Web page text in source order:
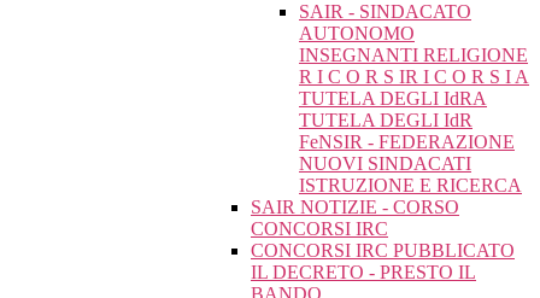
SAIR - SINDACATO
AUTONOMO
INSEGNANTI RELIGIONE
R I C O R S IR I C O R S I A
TUTELA DEGLI IdRA
TUTELA DEGLI IdR
FeNSIR - FEDERAZIONE
NUOVI SINDACATI
ISTRUZIONE E RICERCA
SAIR NOTIZIE - CORSO
CONCORSI IRC
CONCORSI IRC PUBBLICATO
IL DECRETO - PRESTO IL